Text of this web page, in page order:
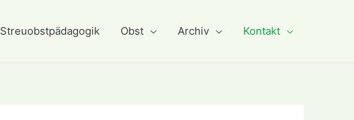
Streuobstpädagogik Obst Archiv Kontakt